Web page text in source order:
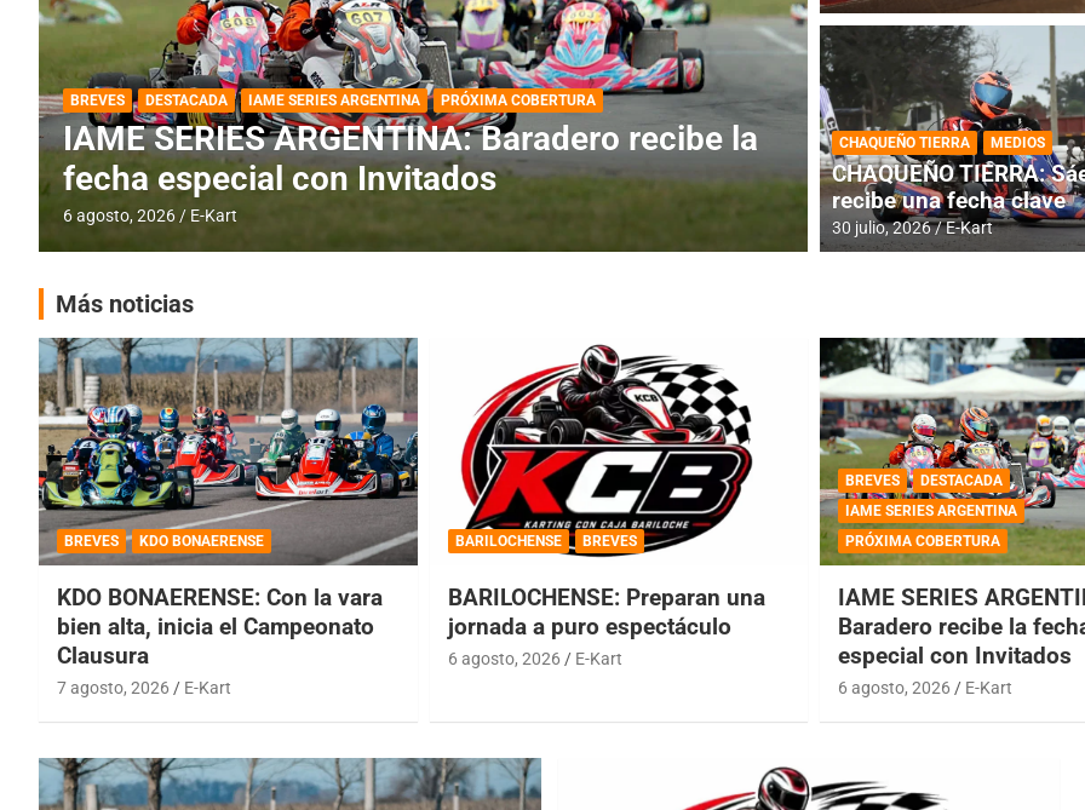
DESTACADA IAME SERIES ARGENTINA
IAME SERIES ARGENTINA: Horarios para la
fecha con Invitados
4 agosto, 2026 E-Kart
DESTACADA INFORME CENTRAL
RMC BUENOS
histórica en
4 agosto, 2026 E-Kart
CHAQUEÑO TIERRA MEDIOS
CHAQUEÑO TIERRA:
recibe una fecha clave
30 julio, 2026 E-Kart
Más noticias
BREVES KDO BONAERENSE
KDO BONAERENSE: Con la vara
bien alta, inicia el Campeonato
Clausura
7 agosto, 2026 E-Kart
BARILOCHENSE BREVES
BARILOCHENSE: Preparan una
jornada a puro espectáculo
6 agosto, 2026 E-Kart
BREVES
DESTACADA
IAME SERIES ARGENTINA
PRÓXIMA COBERTURA
IAME SERIES
Baradero recibe la
especial con Invitados
6 agosto, 2026 E-Kart